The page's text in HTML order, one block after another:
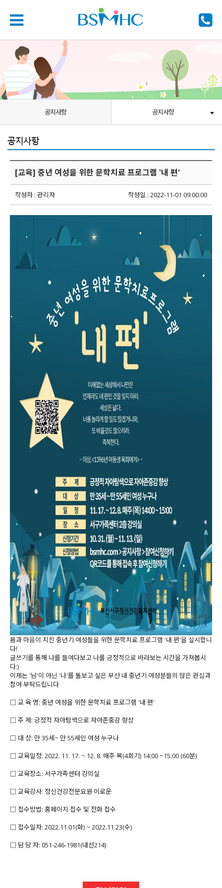
공지사항 공지사항
공지사항
[교육] 중년 여성을 위한 문학치료 프로그램 '내 편'
작성자 : 관리자 작성일 : 2022-11-01 09:00:00
몸과 마음이 지친 중년기 여성들을 위한 문학치료 프로그램 '내 편'을 실시합니
다!
글쓰기를 통해 나를 들여다보고 나를 긍정적으로 바라보는 시간을 가져봅시
다:)
이제는 '남'이 아닌 '나'를 돌보고 싶은 부산 내 중년기 여성분들의 많은 관심과
참여 부탁드립니다
□ 교 육 명: 중년 여성을 위한 문학치료 프로그램 '내 편'
□ 주 제: 긍정적 자아탐색으로 자아존중감 향상
□ 대 상: 만 35세~ 만 55세인 여성 누구나
□ 교육일정: 2022. 11. 17. ~ 12. 8. 매주 목(4회기) 14:00 ~15:00 (60분)
□ 교육장소: 서구가족센터 강의실
□ 교육강사: 정신건강전문요원 이로운
□ 접수방법: 홈페이지 접수 및 전화 접수
□ 접수일자: 2022.11.01(화) ~ 2022.11.23(수)
□ 담 당 자: 051-246-1981(내선214)